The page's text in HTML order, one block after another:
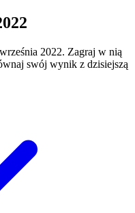
2022. Zagraj w nią
swój wynik z dzisiejszą